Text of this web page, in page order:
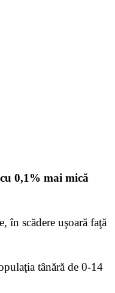
0,1% mai mică
scădere uşoară faţă
tânără de 0-14